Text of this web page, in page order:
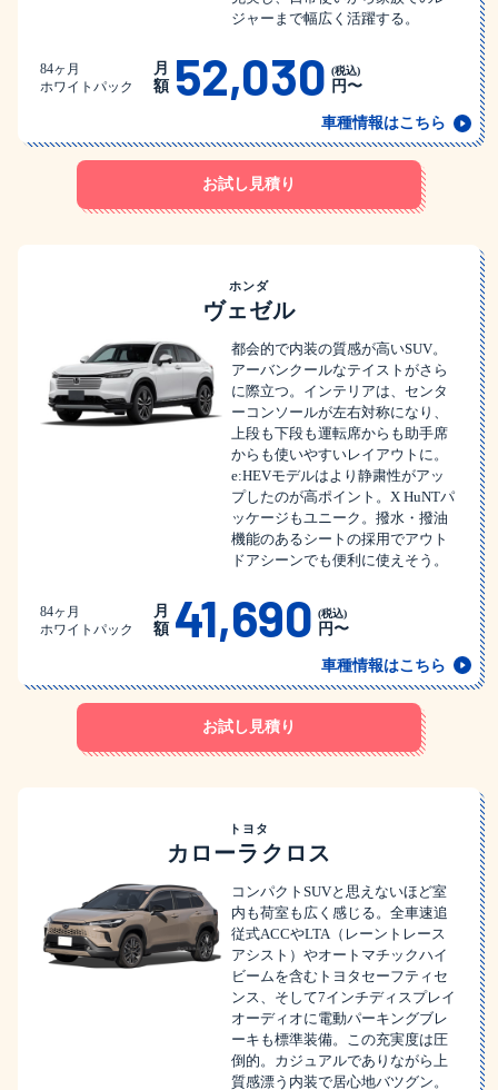
ジャーまで幅広く活躍する。
84ヶ月
ホワイトパック
月
額 52,030 (税込)
円〜
車種情報はこちら
お試し見積り
ホンダ
ヴェゼル
都会的で内装の質感が高いSUV。
アーバンクールなテイストがさら
に際立つ。インテリアは、センタ
ーコンソールが左右対称になり、
上段も下段も運転席からも助手席
からも使いやすいレイアウトに。
e:HEVモデルはより静粛性がアッ
プしたのが高ポイント。X HuNTパ
ッケージもユニーク。撥水・撥油
機能のあるシートの採用でアウト
ドアシーンでも便利に使えそう。
84ヶ月
ホワイトパック
月
額 41,690 (税込)
円〜
車種情報はこちら
お試し見積り
トヨタ
カローラクロス
コンパクトSUVと思えないほど室
内も荷室も広く感じる。全車速追
従式ACCやLTA（レーントレース
アシスト）やオートマチックハイ
ビームを含むトヨタセーフティセ
ンス、そして7インチディスプレイ
オーディオに電動パーキングブレ
ーキも標準装備。この充実度は圧
倒的。カジュアルでありながら上
質感漂う内装で居心地バツグン。